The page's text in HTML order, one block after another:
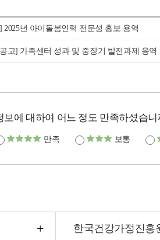
2025년 아이돌봄인력 전문성 홍보 용역
고] 가족센터 성과 및 중장기 발전과제 용역
에 대하여 어느 정도 만족하셨습니
만족 보통
한국건강가정진흥